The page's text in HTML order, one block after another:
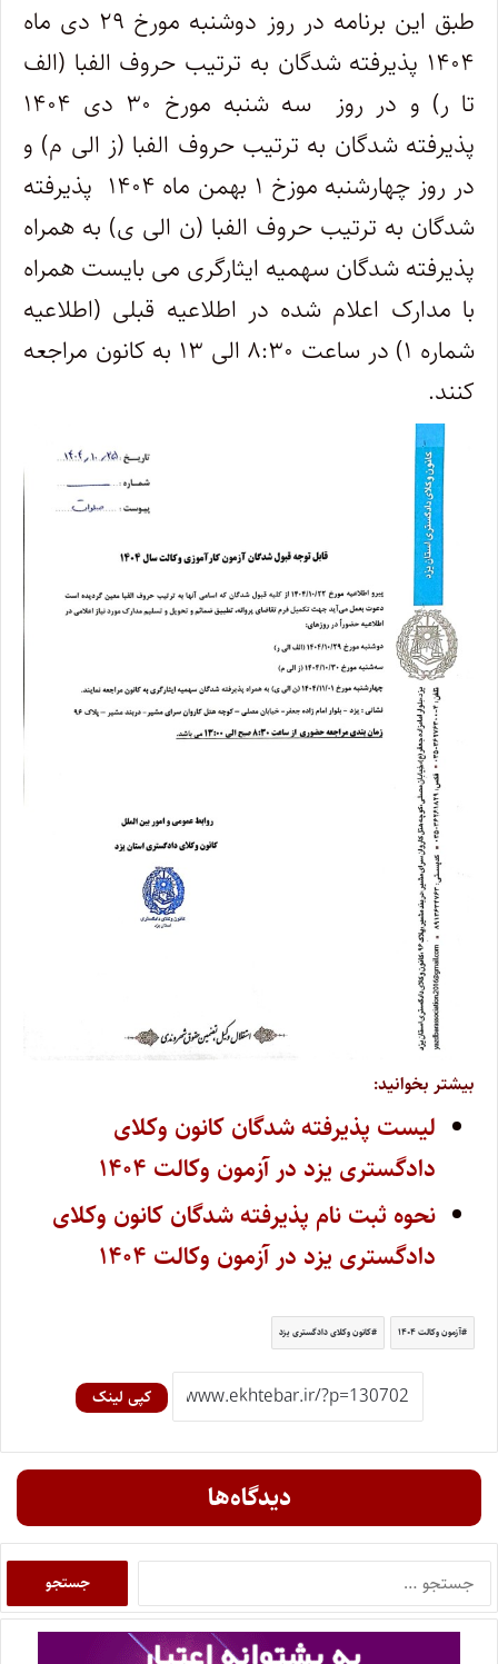
طبق این برنامه در روز دوشنبه مورخ ۲۹ دی ماه
۱۴۰۴ پذیرفته شدگان به ترتیب حروف الفبا (الف
تا ر) و در روز سه شنبه مورخ ۳۰ دی ۱۴۰۴
پذیرفته شدگان به ترتیب حروف الفبا (ز الی م) و
در روز چهارشنبه موزخ ۱ بهمن ماه ۱۴۰۴ پذیرفته
شدگان به ترتیب حروف الفبا (ن الی ی) به همراه
پذیرفته شدگان سهمیه ایثارگری می بایست همراه
با مدارک اعلام شده در اطلاعیه قبلی (اطلاعیه
شماره ۱) در ساعت ۸:۳۰ الی ۱۳ به کانون مراجعه
کنند.
بیشتر بخوانید:
لیست پذیرفته شدگان کانون وکلای
دادگستری یزد در آزمون وکالت ۱۴۰۴
نحوه ثبت نام پذیرفته شدگان کانون وکلای
دادگستری یزد در آزمون وکالت ۱۴۰۴
آزمون وکالت ۱۴۰۴ کانون وکلای دادگستری یزد
کپی لینک
دیدگاه‌ها